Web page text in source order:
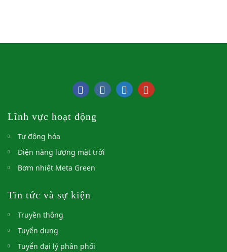
Lĩnh vực hoạt động
Tự động hóa
Điện năng lượng mặt trời
Bơm nhiệt Meta Green
Tin tức và sự kiện
Truyền thông
Tuyển dụng
Tuyển đại lý phân phối